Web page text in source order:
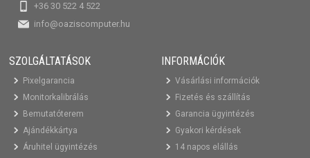
+36 30 522 4 522
info@oaziscomputer.hu
SZOLGÁLTATÁSOK
Pixelgarancia
Monitorkalibrálás
Bemutatóterem
Ajándékkártya
Áruhitel ügyintézés
INFORMÁCIÓK
Vásárlási információk
Fizetés és szállítás
Garancia ügyintézés
Gyakori kérdések
14 napos elállás